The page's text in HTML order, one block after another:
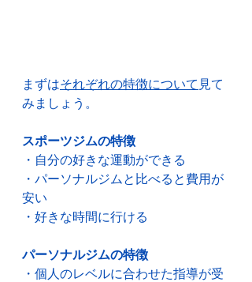
まずはそれぞれの特徴について 見て
みましょう。
スポーツジムの特徴
・自分の好きな運動ができる
・パーソナルジムと比べると費用が
安い
・好きな時間に行ける
パーソナルジムの特徴
・個人のレベルに合わせた指導が受